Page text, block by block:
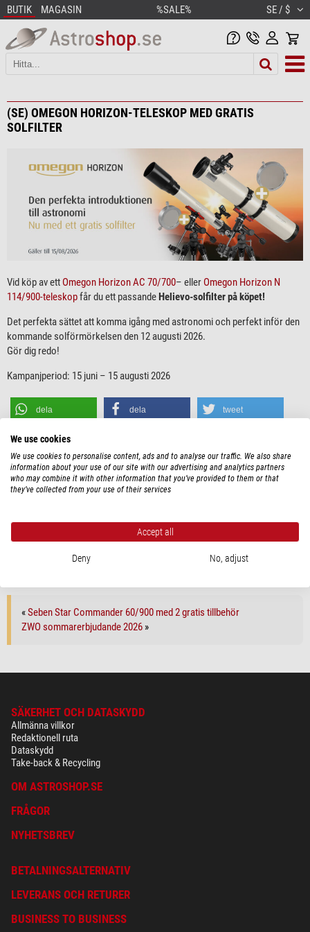
BUTIK MAGASIN %SALE% SE / $
(SE) OMEGON HORIZON-TELESKOP MED GRATIS
SOLFILTER
Vid köp av ett Omegon Horizon AC 70/700– eller Omegon Horizon N
114/900-teleskopfår du ett passande Helievo-solfilter på köpet!
Det perfekta sättet att komma igång med astronomi och perfekt inför den
kommande solförmörkelsen den 12 augusti 2026.
Gör dig redo!
Kampanjperiod: 15 juni – 15 augusti 2026
dela dela tweet
save
Taggar:Astroshop. Omegon,Solförmörkelsen
Du kan följa alla svar på detta inlägg i flödet
Du kan skicka entrackbackfrån din sida.
«Seben Star Commander 60/900 med 2 gratis tillbehör
ZWO sommarerbjudande 2026 »
SÄKERHET OCH DATASKYDD
Allmänna villkor
Redaktionell ruta
Dataskydd
Take-back & Recycling
OM ASTROSHOP.SE
FRÅGOR
NYHETSBREV
BETALNINGSALTERNATIV
LEVERANS OCH RETURER
BUSINESS TO BUSINESS
We use cookies
We use cookies to personalise content, ads and to analyse our traffic. We also share
information about your use of our site with our advertising and analytics partners
who may combine it with other information that you’ve provided to them or that
they’ve collected from your use of their services
Accept all
Deny No, adjust